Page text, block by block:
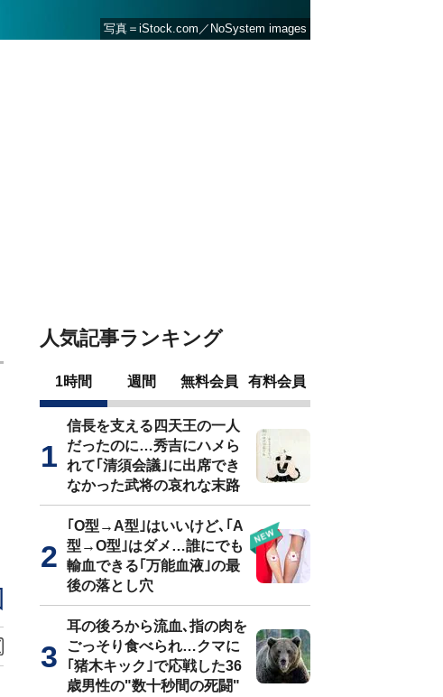
写真＝iStock.com／NoSystem images
人気記事ランキング
1時間 週間 無料会員 有料会員
信長を支える四天王の一人
だったのに…秀吉にハメら
れて｢清須会議｣に出席でき
なかった武将の哀れな末路
｢O型→A型｣はいいけど､｢A
型→O型｣はダメ…誰にでも
輸血できる｢万能血液｣の最
後の落とし穴
耳の後ろから流血､指の肉を
ごっそり食べられ…クマに
｢猪木キック｣で応戦した36
歳男性の"数十秒間の死闘"